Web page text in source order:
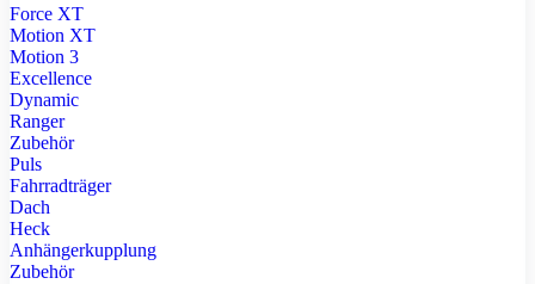
Force XT
Motion XT
Motion 3
Excellence
Dynamic
Ranger
Zubehör
Puls
Fahrradträger
Dach
Heck
Anhängerkupplung
Zubehör